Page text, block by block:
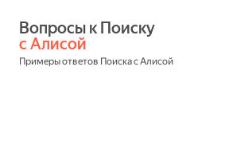
с Алисой
Примеры ответов Поиска с Алисой